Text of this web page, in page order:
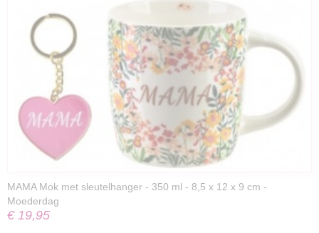
MAMA Mok met sleutelhanger - 350 ml - 8,5 x 12 x 9 cm -
Moederdag
€ 19,95